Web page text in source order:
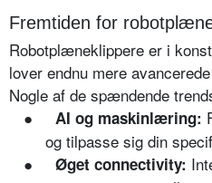
Fremtiden for
Robotplæneklippere er i
lover endnu mere
Nogle af de spændende
● AI og maskinlæring:
og tilpasse sig din
● Øget connectivity: